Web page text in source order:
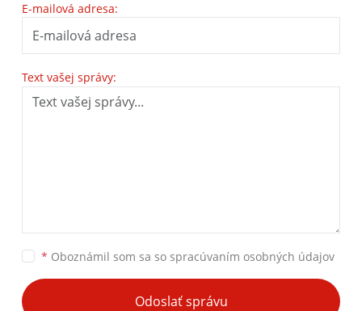
E-mailová adresa:
Text vašej správy:
* Oboznámil som sa so spracúvaním osobných údajov
Odoslať správu